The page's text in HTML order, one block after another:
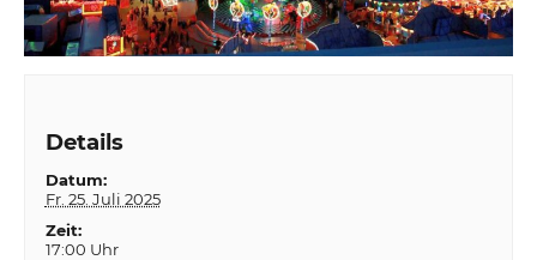
Details
Datum:
Fr. 25. Juli 2025
Zeit:
17:00 Uhr